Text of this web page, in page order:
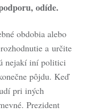
odíde.
obdobia alebo
a určite
nejakí iní politici
pôjdu. Keď
pri iných
Prezident